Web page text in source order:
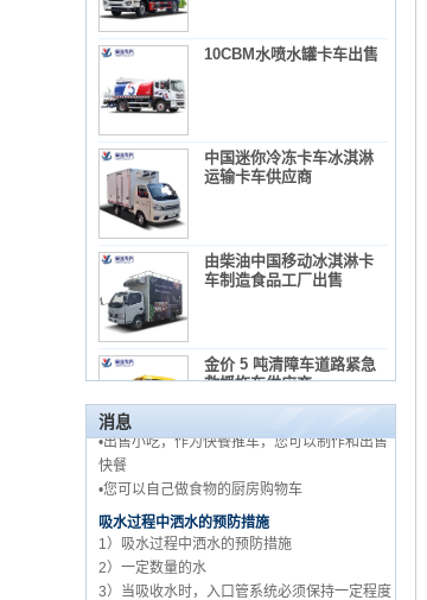
10CBM水喷水罐卡车出售
中国迷你冷冻卡车冰淇淋
运输卡车供应商
由柴油中国移动冰淇淋卡
车制造食品工厂出售
金价 5 吨清障车道路紧急
救援拖车供应商
货车卡车供应商在中国
消息
使用混凝土搅拌机卡车所需的法规和预防措施
1）混凝土搅拌机卡车列表：
2）广告教师的管理要求
3）使用混凝土搅拌机卡车的录音
维护冷藏车辆的几项常见维护措施。
概括：
快餐
•您可以自己做食物的厨房购物车
吸水过程中洒水的预防措施
1）吸水过程中洒水的预防措施
2）一定数量的水
3）当吸收水时，入口管系统必须保持一定程度
的真空
4）是在吸水还是喷水之前